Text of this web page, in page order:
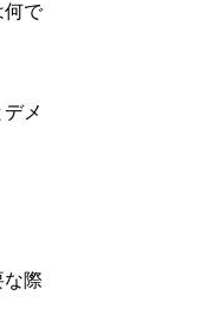
何で
メ
際